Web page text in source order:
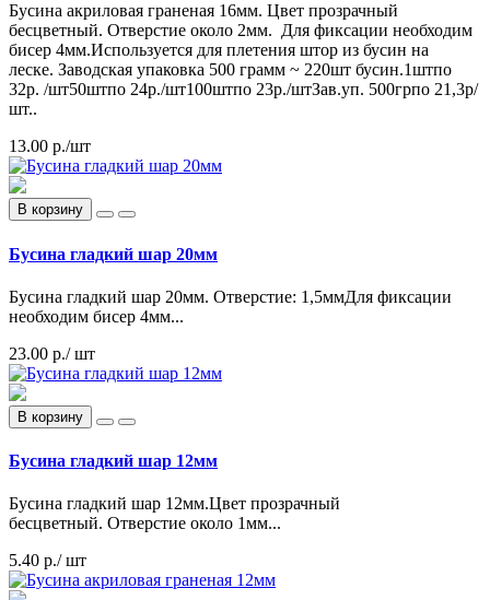
Бусина акриловая граненая 16мм. Цвет прозрачный
бесцветный. Отверстие около 2мм. Для фиксации необходим
бисер 4мм.Используется для плетения штор из бусин на
леске. Заводская упаковка 500 грамм ~ 220шт бусин.1штпо
32р. /шт50штпо 24р./шт100штпо 23р./штЗав.уп. 500грпо 21,3р/
шт..
13.00 р./шт
В корзину
Бусина гладкий шар 20мм
Бусина гладкий шар 20мм. Отверстие: 1,5ммДля фиксации
необходим бисер 4мм...
23.00 р./ шт
В корзину
Бусина гладкий шар 12мм
Бусина гладкий шар 12мм.Цвет прозрачный
бесцветный. Отверстие около 1мм...
5.40 р./ шт